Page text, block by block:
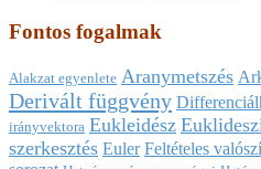
Fontos fogalmak
Alakzat egyenlete Aranymetszés
Derivált függvény
irányvektora Eukleidész
szerkesztés Euler Feltételes